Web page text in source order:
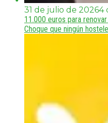
31 de julio de 20264
11.000 euros para
Choque que ningún